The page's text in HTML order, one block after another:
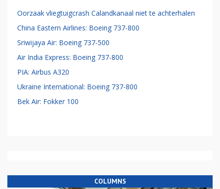
Oorzaak vliegtuigcrash Calandkanaal niet te achterhalen
China Eastern Airlines: Boeing 737-800
Sriwijaya Air: Boeing 737-500
Air India Express: Boeing 737-800
PIA: Airbus A320
Ukraine International: Boeing 737-800
Bek Air: Fokker 100
COLUMNS